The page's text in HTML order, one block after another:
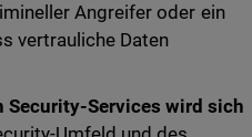
Angreifer oder ein
vertrauliche Daten
Services wird sich